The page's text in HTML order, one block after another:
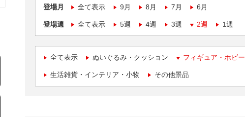
登場月 全て表示 9月 8月 7月 6月
登場週 全て表示 5週 4週 3週 2週 1週
全て表示 ぬいぐるみ・クッション フィギュア・ホビー
生活雑貨・インテリア・小物 その他景品